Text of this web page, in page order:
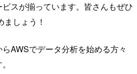
スが揃っています。皆さんもぜひ
しょう！
AWSでデータ分析を始める方々